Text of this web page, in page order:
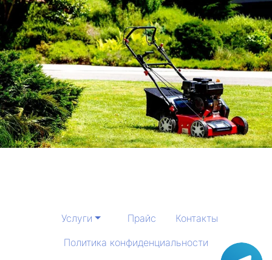
Услуги Прайс
Контакты
Политика конфиденциальности